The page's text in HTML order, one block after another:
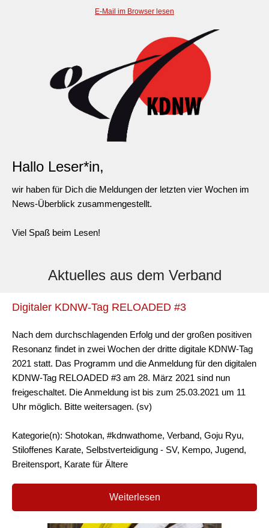
E-Mail im Browser lesen
Hallo Leser*in,
wir haben für Dich die Meldungen der letzten vier Wochen im
News-Überblick zusammengestellt.
Viel Spaß beim Lesen!
Aktuelles aus dem Verband
Digitaler KDNW-Tag RELOADED #3
Nach dem durchschlagenden Erfolg und der großen positiven
Resonanz findet in zwei Wochen der dritte digitale KDNW-Tag
2021 statt. Das Programm und die Anmeldung für den digitalen
KDNW-Tag RELOADED #3 am 28. März 2021 sind nun
freigeschaltet. Die Anmeldung ist bis zum 25.03.2021 um 11
Uhr möglich. Bitte weitersagen. (sv)
Kategorie(n): Shotokan, #kdnwathome, Verband, Goju Ryu,
Stiloffenes Karate, Selbstverteidigung - SV, Kempo, Jugend,
Breitensport, Karate für Ältere
Weiterlesen